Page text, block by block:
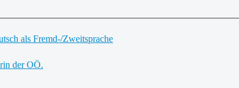
als Fremd-/Zweitsprache
der OÖ.